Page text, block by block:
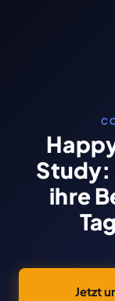
Study:
ihre
Jetzt